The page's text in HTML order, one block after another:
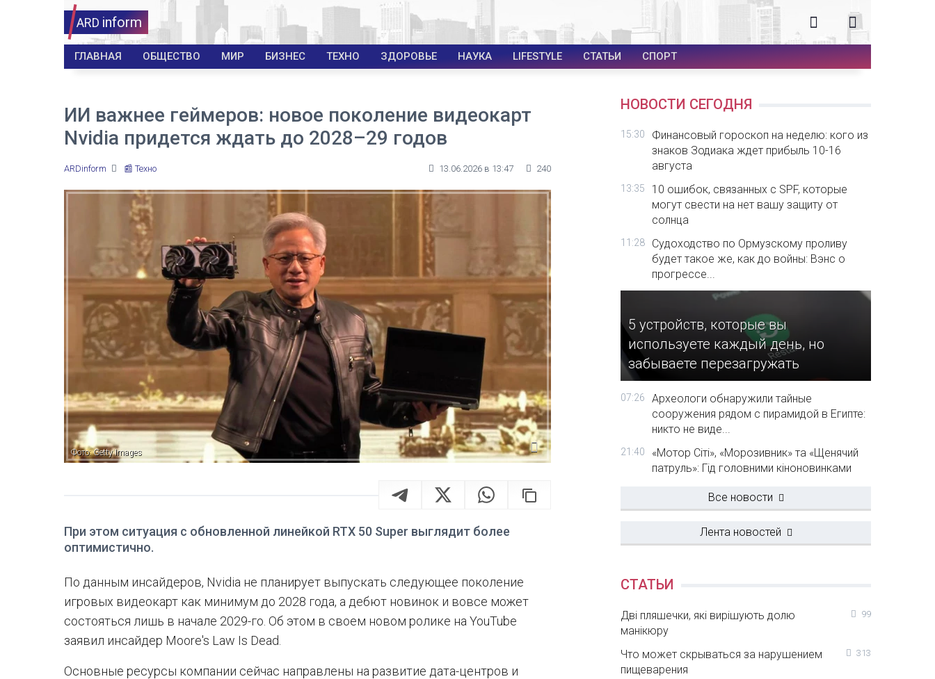
ARD inform
ГЛАВНАЯ ОБЩЕСТВО МИР БИЗНЕС ТЕХНО ЗДОРОВЬЕ НАУКА LIFESTYLE СТАТЬИ СПОРТ
ИИ важнее геймеров: новое поколение видеокарт
Nvidia придется ждать до 2028–29 годов
ARDinform 📰 Техно 13.06.2026 в 13:47 240
Фото: Getty Images
При этом ситуация с обновленной линейкой RTX 50 Super выглядит более
оптимистично.
По данным инсайдеров, Nvidia не планирует выпускать следующее поколение
игровых видеокарт как минимум до 2028 года, а дебют новинок и вовсе может
состояться лишь в начале 2029-го. Об этом в своем новом ролике на YouTube
заявил инсайдер Moore's Law Is Dead.
Основные ресурсы компании сейчас направлены на развитие дата-центров и
НОВОСТИ СЕГОДНЯ
15:30
Финансовый гороскоп на неделю: кого из
знаков Зодиака ждет прибыль 10-16
августа
13:35
10 ошибок, связанных с SPF, которые
могут свести на нет вашу защиту от
солнца
11:28
Судоходство по Ормузскому проливу
будет такое же, как до войны: Вэнс о
прогрессе...
5 устройств, которые вы
используете каждый день, но
забываете перезагружать
07:26
Археологи обнаружили тайные
сооружения рядом с пирамидой в Египте:
никто не виде...
21:40
«Мотор Сіті», «Морозивник» та «Щенячий
патруль»: Гід головними кіноновинками
Все новости
Лента новостей
СТАТЬИ
Дві пляшечки, які вирішують долю
манікюру
99
Что может скрываться за нарушением
пищеварения
313